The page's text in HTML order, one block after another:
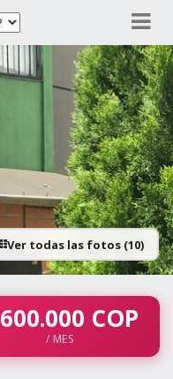
Ver todas las fotos (10)
600.000 COP
/ MES